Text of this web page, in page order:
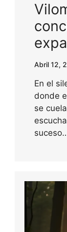
Abril 12,
En el
donde
se